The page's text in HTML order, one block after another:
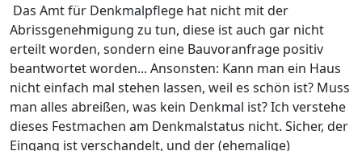
Das Amt für Denkmalpflege hat nicht mit der
Abrissgenehmigung zu tun, diese ist auch gar nicht
erteilt worden, sondern eine Bauvoranfrage positiv
beantwortet worden... Ansonsten: Kann man ein Haus
nicht einfach mal stehen lassen, weil es schön ist? Muss
man alles abreißen, was kein Denkmal ist? Ich verstehe
dieses Festmachen am Denkmalstatus nicht. Sicher, der
Eingang ist verschandelt, und der (ehemalige)